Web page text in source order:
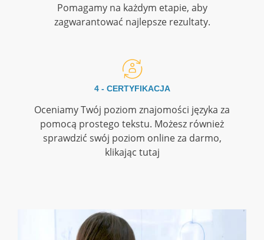
Pomagamy na każdym etapie, aby
zagwarantować najlepsze rezultaty.
4 - CERTYFIKACJA
Oceniamy Twój poziom znajomości języka za
pomocą prostego tekstu. Możesz również
sprawdzić swój poziom online za darmo,
klikając tutaj